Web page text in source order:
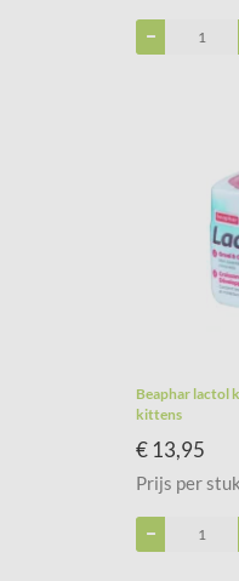
Beaphar lactol
kittens
€ 13,95
Prijs per stuk